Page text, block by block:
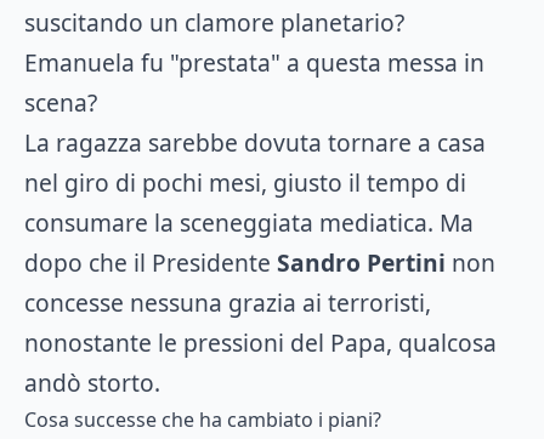
suscitando un clamore planetario?
Emanuela fu "prestata" a questa messa in
scena?
La ragazza sarebbe dovuta tornare a casa
nel giro di pochi mesi, giusto il tempo di
consumare la sceneggiata mediatica. Ma
dopo che il Presidente Sandro Pertini non
concesse nessuna grazia ai terroristi,
nonostante le pressioni del Papa, qualcosa
andò storto.
Cosa successe che ha cambiato i piani?